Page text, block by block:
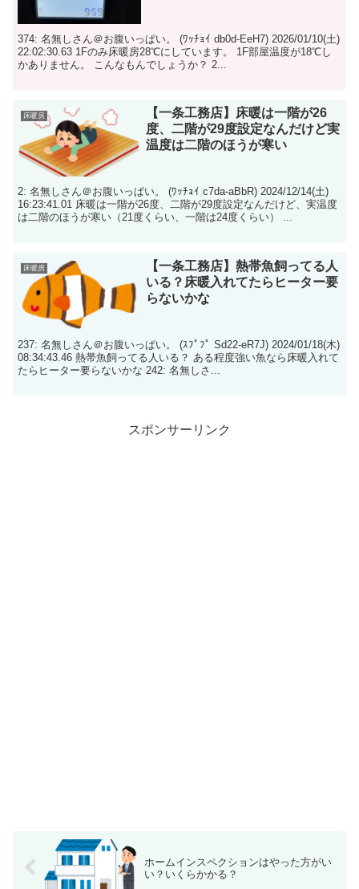
374: 名無しさん＠お腹いっぱい。 (ﾜｯﾁｮｲ db0d-EeH7) 2026/01/10(土)
22:02:30.63 1Fのみ床暖房28℃にしています。 1F部屋温度が18℃し
かありません。 こんなもんでしょうか？ 2...
床暖房
【一条工務店】床暖は一階が26
度、二階が29度設定なんだけど実
温度は二階のほうが寒い
2: 名無しさん＠お腹いっぱい。 (ﾜｯﾁｮｲ c7da-aBbR) 2024/12/14(土)
16:23:41.01 床暖は一階が26度、二階が29度設定なんだけど、実温度
は二階のほうが寒い（21度くらい、一階は24度くらい） ...
床暖房
【一条工務店】熱帯魚飼ってる人
いる？床暖入れてたらヒーター要
らないかな
237: 名無しさん＠お腹いっぱい。 (ｽﾌﾟﾌﾟ Sd22-eR7J) 2024/01/18(木)
08:34:43.46 熱帯魚飼ってる人いる？ ある程度強い魚なら床暖入れて
たらヒーター要らないかな 242: 名無しさ...
スポンサーリンク
ホームインスペクションはやった方がい
い？いくらかかる？